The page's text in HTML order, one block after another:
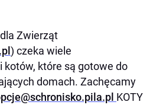
Zwierząt
) czeka wiele
które są gotowe do
domach. Zachęcamy
KOTY